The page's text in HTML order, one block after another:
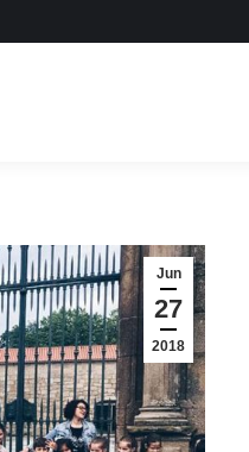
Jun
27
2018